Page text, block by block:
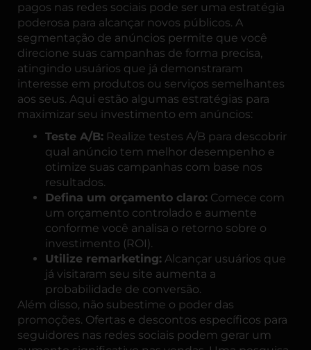
pagos nas redes sociais pode ser uma estratégia
poderosa para alcançar novos públicos. A
segmentação de anúncios permite que você
direcione suas campanhas de forma precisa,
atingindo usuários que já demonstraram
interesse em produtos ou serviços semelhantes
aos seus. Aqui estão algumas estratégias para
maximizar seu investimento em anúncios:
Teste A/B: Realize testes A/B para descobrir
qual anúncio tem melhor desempenho e
otimize suas campanhas com base nos
resultados.
Defina um orçamento claro: Comece com
um orçamento controlado e aumente
conforme você analisa o retorno sobre o
investimento (ROI).
Utilize remarketing: Alcançar usuários que
já visitaram seu site aumenta a
probabilidade de conversão.
Além disso, não subestime o poder das
promoções. Ofertas e descontos específicos para
seguidores nas redes sociais podem gerar um